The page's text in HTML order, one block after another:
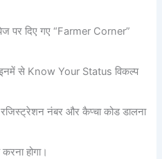
पर दिए गए “Farmer Corner”
से Know Your Status विकल्प
नंबर और कैप्चा कोड डालना
होगा।